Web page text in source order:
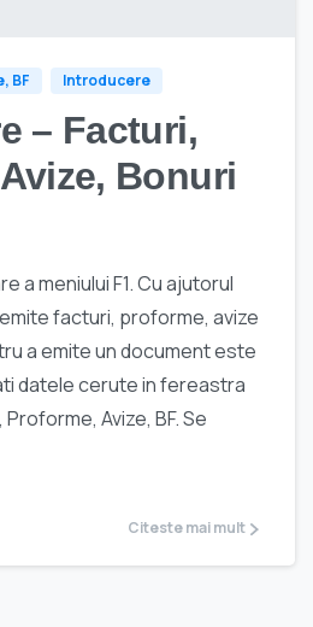
BF Introducere
– Facturi,
Bonuri
a meniului F1. Cu ajutorul
facturi, proforme, avize
a emite un document este
datele cerute in fereastra
Avize, BF. Se
Citeste mai mult